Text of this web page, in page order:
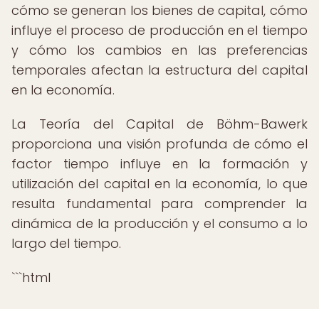
cómo se generan los bienes de capital, cómo
influye el proceso de producción en el tiempo
y cómo los cambios en las preferencias
temporales afectan la estructura del capital
en la economía.
La Teoría del Capital de Böhm-Bawerk
proporciona una visión profunda de cómo el
factor tiempo influye en la formación y
utilización del capital en la economía, lo que
resulta fundamental para comprender la
dinámica de la producción y el consumo a lo
largo del tiempo.
```html